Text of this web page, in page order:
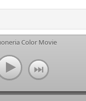
Color Movie